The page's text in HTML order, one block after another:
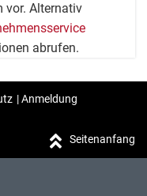
vor. Alternativ
abrufen.
|Anmeldung
Seitenanfang